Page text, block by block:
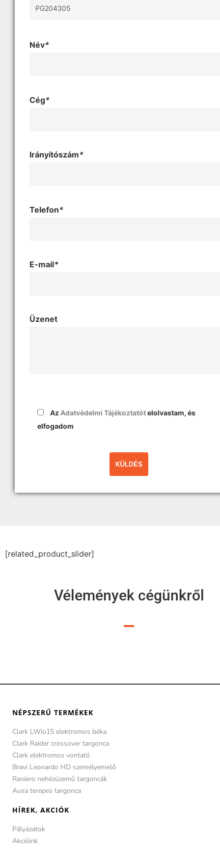
Név*
Cég*
Irányítószám*
Telefon*
E-mail*
Üzenet
Az Adatvédelmi Tájékoztatótelolvastam, és
elfogadom
[related_product_slider]
Vélemények cégünkről
NÉPSZERŰ TERMÉKEK
Clark LWio15 elektromos béka
Clark Raider crossover targonca
Clark elektromos vontató
Bravi Leonardo HD személyemelő
Raniero nehézüzemű targoncák
Ausa terepes targonca
HÍREK, AKCIÓK
Pályázatok
Akcióink